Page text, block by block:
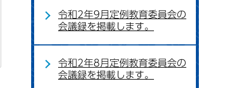
令和2年9月定例教育委員会の
会議録を掲載します。
令和2年8月定例教育委員会の
会議録を掲載します。